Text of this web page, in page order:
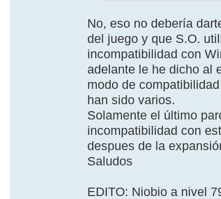
No, eso no debería
del juego y que S.O.
incompatibilidad con
adelante le he dicho al
modo de
han sido varios.
Solamente el último
incompatibilidad con
despues de la
Saludos
EDITO: Niobio a nivel